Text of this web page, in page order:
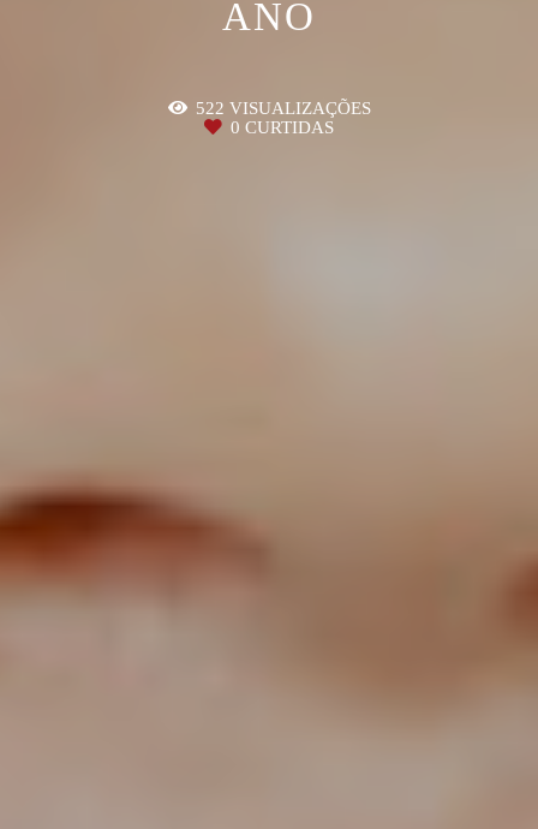
ANO
522 VISUALIZAÇÕES
0 CURTIDAS